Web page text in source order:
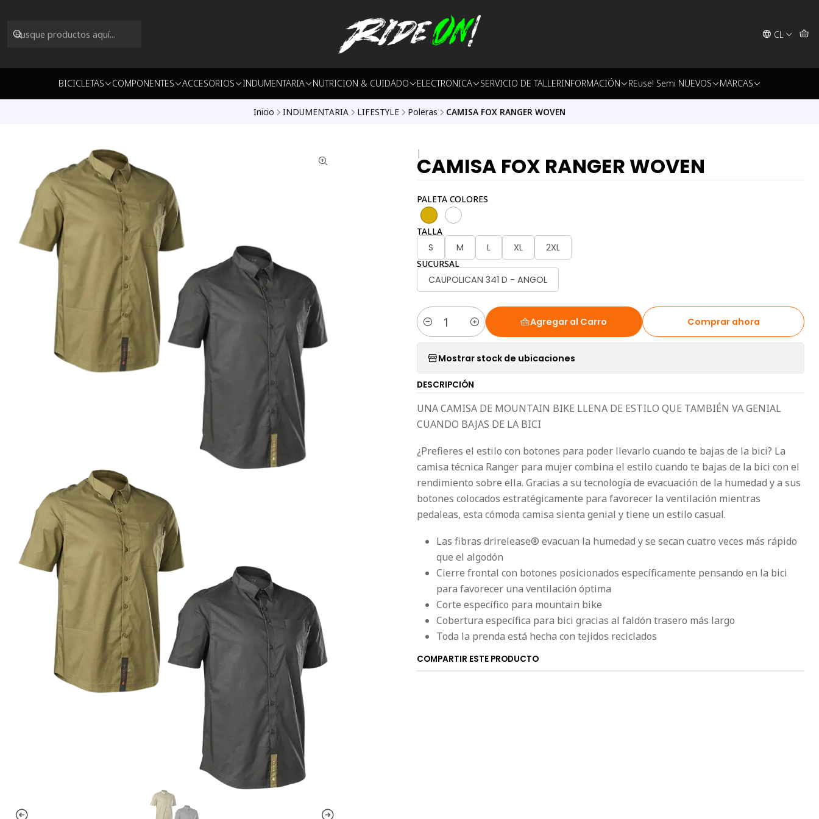
CL
BICICLETAS COMPONENTES ACCESORIOS INDUMENTARIA NUTRICION & CUIDADO ELECTRONICA SERVICIO DE TALLERINFORMACIÓN REuse! Semi NUEVOS MARCAS
Inicio INDUMENTARIA LIFESTYLE Poleras CAMISA FOX RANGER WOVEN
|
CAMISA FOX RANGER WOVEN
PALETA COLORES
TALLA
S M L XL 2XL
SUCURSAL
CAUPOLICAN 341 D - ANGOL
Cantidad
Agregar al Carro Comprar ahora
Mostrar stock de ubicaciones
DESCRIPCIÓN
UNA CAMISA DE MOUNTAIN BIKE LLENA DE ESTILO QUE TAMBIÉN VA GENIAL
CUANDO BAJAS DE LA BICI
¿Prefieres el estilo con botones para poder llevarlo cuando te bajas de la bici? La
camisa técnica Ranger para mujer combina el estilo cuando te bajas de la bici con el
rendimiento sobre ella. Gracias a su tecnología de evacuación de la humedad y a sus
botones colocados estratégicamente para favorecer la ventilación mientras
pedaleas, esta cómoda camisa sienta genial y tiene un estilo casual.
Las fibras drirelease® evacuan la humedad y se secan cuatro veces más rápido
que el algodón
Cierre frontal con botones posicionados específicamente pensando en la bici
para favorecer una ventilación óptima
Corte específico para mountain bike
Cobertura específica para bici gracias al faldón trasero más largo
Toda la prenda está hecha con tejidos reciclados
COMPARTIR ESTE PRODUCTO